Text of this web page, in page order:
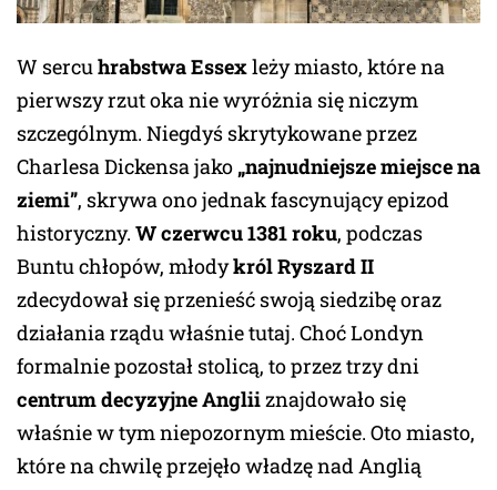
W sercuhrabstwa Essexleży miasto, które na
pierwszy rzut oka nie wyróżnia się niczym
szczególnym. Niegdyś skrytykowane przez
Charlesa Dickensa jako „najnudniejsze miejsce na
ziemi”, skrywa ono jednak fascynujący epizod
historyczny. W czerwcu 1381 roku, podczas
Buntu chłopów, młodykról Ryszard II
zdecydował się przenieść swoją siedzibę oraz
działania rządu właśnie tutaj. Choć Londyn
formalnie pozostał stolicą, to przez trzy dni
centrum decyzyjne Angliiznajdowało się
właśnie w tym niepozornym mieście. Oto miasto,
które na chwilę przejęło władzę nad Anglią